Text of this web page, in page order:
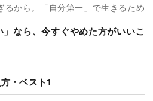
るから。「自分第一」で生きるため
」なら、今すぐやめた方がいいこ
・ベスト1